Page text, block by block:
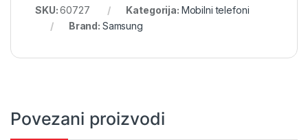
SKU:60727 Kategorija: Mobilni telefoni
Brand: Samsung
Povezani proizvodi